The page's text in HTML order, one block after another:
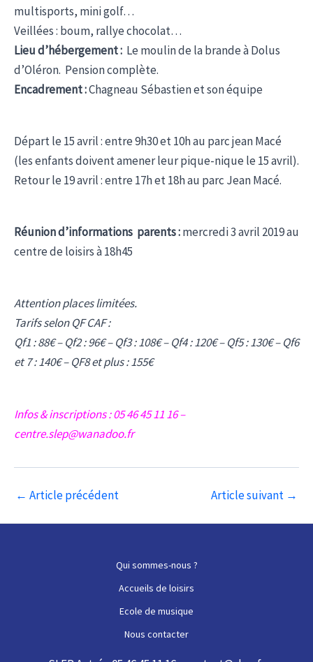
multisports, mini golf…
Veillées : boum, rallye chocolat…
Lieu d’hébergement : Le moulin de la brande à Dolus
d’Oléron. Pension complète.
Encadrement :Chagneau Sébastien et son équipe
Départ le 15 avril : entre 9h30 et 10h au parc jean Macé
(les enfants doivent amener leur pique-nique le 15 avril).
Retour le 19 avril : entre 17h et 18h au parc Jean Macé.
Réunion d’informations parents :mercredi 3 avril 2019 au
centre de loisirs à 18h45
Attention places limitées.
Tarifs selon QF CAF :
Qf1 : 88€ – Qf2 : 96€ – Qf3 : 108€ – Qf4 : 120€ – Qf5 : 130€ – Qf6
et 7 : 140€ – QF8 et plus : 155€
Infos & inscriptions : 05 46 45 11 16 –
centre.slep@wanadoo.fr
Navigation
← Article précédent Article suivant →
Qui sommes-nous ?
Accueils de loisirs
Ecole de musique
Nous contacter